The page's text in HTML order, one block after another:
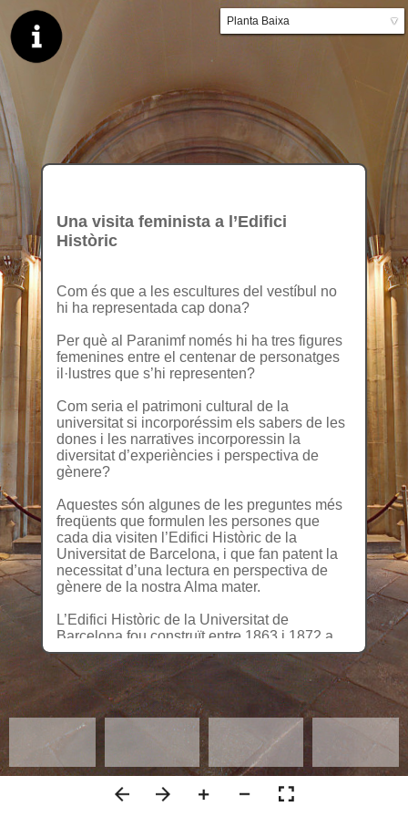
Una visita feminista a l’Edifici
Històric
Com és que a les escultures del vestíbul no
hi ha representada cap dona?
Per què al Paranimf només hi ha tres figures
femenines entre el centenar de personatges
il·lustres que s’hi representen?
Com seria el patrimoni cultural de la
universitat si incorporéssim els sabers de les
dones i les narratives incorporessin la
diversitat d’experiències i perspectiva de
gènere?
Aquestes són algunes de les preguntes més
freqüents que formulen les persones que
cada dia visiten l’Edifici Històric de la
Universitat de Barcelona, i que fan patent la
necessitat d’una lectura en perspectiva de
gènere de la nostra Alma mater.
L’Edifici Històric de la Universitat de
Barcelona fou construït entre 1863 i 1872 a
l’actual plaça de la Universitat. Acabada
l’arquitectura, s’iniciaren els grans programes
decoratius destinats a vestir la nova
construcció, que no es completarien fins a
l’any 1885 amb la finalització del Paranimf.
La imatge de la nova Universitat volia
destacar les ciències i les humanitats que hi
havien de florir, prenent un denominador
comú: la pràctica invisibilització del saber
femení. Una institució construïda per homes, i
▼
Planta Baixa
Planta primera